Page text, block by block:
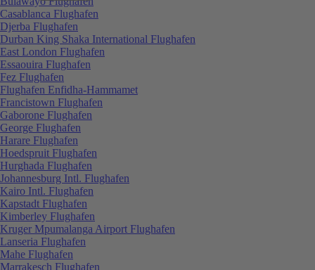
Casablanca Flughafen
Djerba Flughafen
Durban King Shaka International Flughafen
East London Flughafen
Essaouira Flughafen
Fez Flughafen
Flughafen Enfidha-Hammamet
Francistown Flughafen
Gaborone Flughafen
George Flughafen
Harare Flughafen
Hoedspruit Flughafen
Hurghada Flughafen
Johannesburg Intl. Flughafen
Kairo Intl. Flughafen
Kapstadt Flughafen
Kimberley Flughafen
Kruger Mpumalanga Airport Flughafen
Lanseria Flughafen
Mahe Flughafen
Marrakesch Flughafen